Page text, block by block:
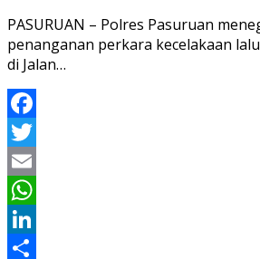
PASURUAN – Polres Pasuruan
penanganan perkara kecelakaan
di Jalan…
Facebook
Twitter
Email
WhatsApp
LinkedIn